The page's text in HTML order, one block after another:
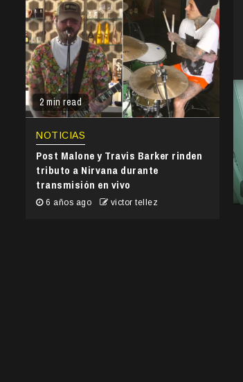
2 min read
NOTICIAS
Post Malone y Travis Barker rinden
tributo a Nirvana durante
transmisión en vivo
6 años ago victor tellez